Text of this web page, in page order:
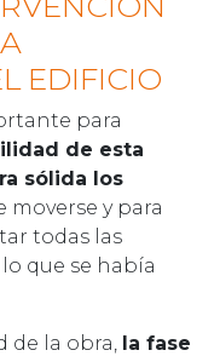
EDIFICIO
para
de esta
sólida los
moverse y para
todas las
que se había
de la obra, la fase